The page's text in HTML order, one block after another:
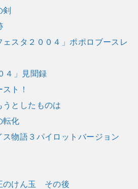
剣
スタ２００４」ポポロブースレ
４」見聞録
ト！
としたものは
転化
物語３パイロットバージョン
のけん玉 その後